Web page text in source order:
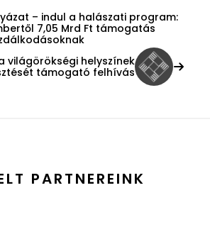
– indul a halászati program:
7,05 Mrd Ft támogatás
világörökségi helyszínek
támogató felhívás
PARTNEREINK